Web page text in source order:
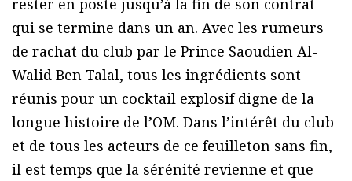
rester en poste jusqu’à la fin de son contrat
qui se termine dans un an. Avec les rumeurs
de rachat du club par le Prince Saoudien Al-
Walid Ben Talal, tous les ingrédients sont
réunis pour un cocktail explosif digne de la
longue histoire de l’OM. Dans l’intérêt du club
et de tous les acteurs de ce feuilleton sans fin,
il est temps que la sérénité revienne et que